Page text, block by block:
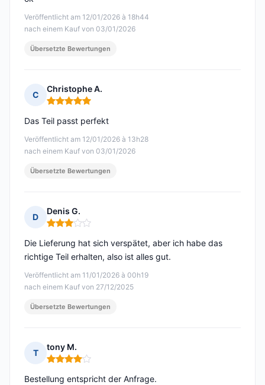
Veröffentlicht am 12/01/2026 à 18h44
nach einem Kauf von 03/01/2026
Übersetzte Bewertungen
C
Christophe A.
Hinweis: 5 von 5
Veröffentlicht am 12/01/2026 à 13h28
nach einem Kauf von 03/01/2026
Das Teil passt perfekt
Übersetzte Bewertungen
D
Denis G.
Hinweis: 3 von 5
Veröffentlicht am 11/01/2026 à 00h19
nach einem Kauf von 27/12/2025
Die Lieferung hat sich verspätet, aber ich habe das
richtige Teil erhalten, also ist alles gut.
Übersetzte Bewertungen
T
tony M.
Hinweis: 4 von 5
Bestellung entspricht der Anfrage.